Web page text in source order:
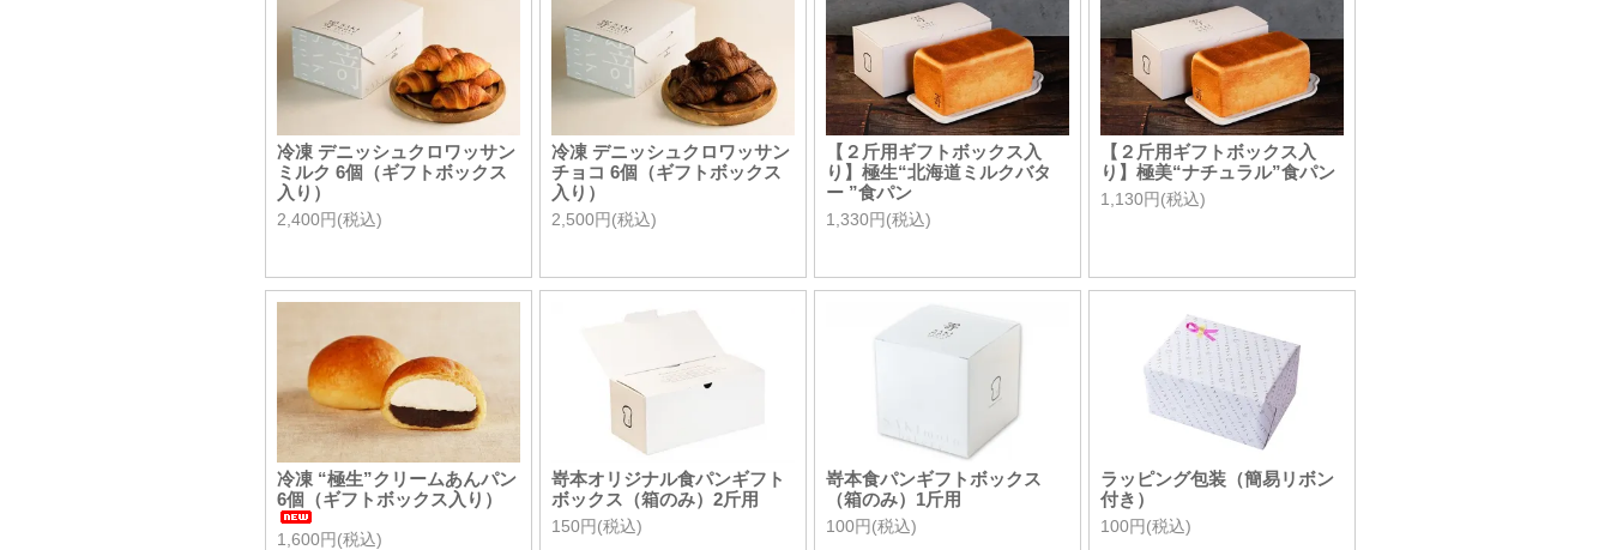
冷凍 デニッシュクロワッサン
ミルク 6個（ギフトボックス
入り）
2,400円(税込)
冷凍 デニッシュクロワッサン
チョコ 6個（ギフトボックス
入り）
2,500円(税込)
【２斤用ギフトボックス入
り】極生“北海道ミルクバタ
ー ”食パン
1,330円(税込)
【２斤用ギフトボックス入
り】極美“ナチュラル”食パン
1,130円(税込)
冷凍 “極生”クリームあんパン
6個（ギフトボックス入り）
1,600円(税込)
嵜本オリジナル食パンギフト
ボックス（箱のみ）2斤用
150円(税込)
嵜本食パンギフトボックス
（箱のみ）1斤用
100円(税込)
ラッピング包装（簡易リボン
付き）
100円(税込)